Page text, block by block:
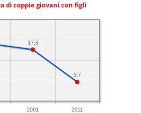
di coppie giovani con figli
2001 2011
9.7
17.6